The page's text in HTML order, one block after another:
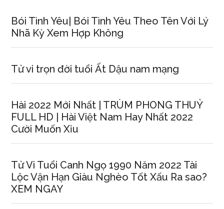
Bói Tình Yêu| Bói Tình Yêu Theo Tên Với Lý
Nhã Kỳ Xem Hợp Không
Tử vi trọn đời tuổi Ất Dậu nam mạng
Hài 2022 Mới Nhất | TRÙM PHONG THUỶ
FULL HD | Hài Việt Nam Hay Nhất 2022
Cười Muốn Xỉu
Tử Vi Tuổi Canh Ngọ 1990 Năm 2022 Tài
Lộc Vận Hạn Giàu Nghèo Tốt Xấu Ra ѕao?
XEM NGAY